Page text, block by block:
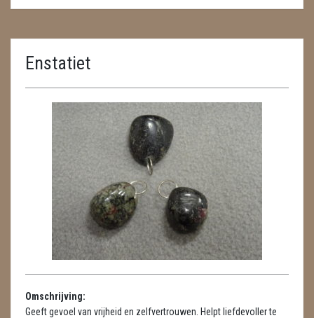
DIERTJES
DIVERSE
ENGELEN
GEODE 'S / STANDAARDS
GESLEPEN STENEN
HANGERS
LUXE HANGERS
HARTEN
HUISREINIGING
Enstatiet
Omschrijving:
Geeft gevoel van vrijheid en zelfvertrouwen. Helpt liefdevoller te